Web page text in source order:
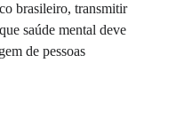
brasileiro, transmitir
saúde mental deve
de pessoas